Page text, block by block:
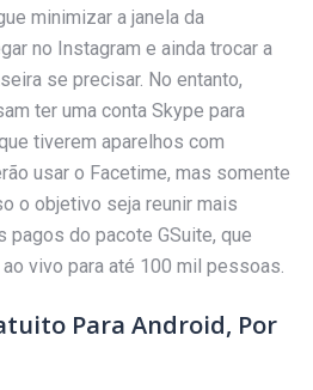
minimizar a janela da
no Instagram e ainda trocar a
se precisar. No entanto,
ter uma conta Skype para
tiverem aparelhos com
usar o Facetime, mas somente
o objetivo seja reunir mais
do pacote GSuite, que
vivo para até 100 mil pessoas.
Para Android, Por